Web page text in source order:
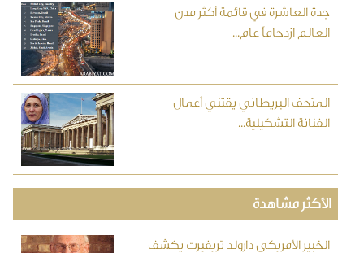
جدة العاشرة في قائمة أكثر مدن
العالم ازدحاماً عام...
المتحف البريطاني يقتني أعمال
الفنانة التشكيلية...
الأكثر مشاهدة
الخبير الأمريكي دارولد تريفيرت يكشف